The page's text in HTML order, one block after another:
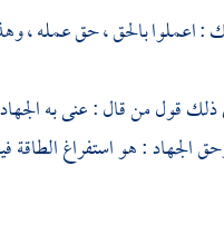
: اعملوا بالحق ، حق عمله ،
قول من قال : عنى به
الجهاد : هو استفراغ الطاقة